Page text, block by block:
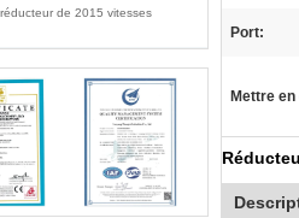
réducteur de 2015 vitesses
Port:
Mettre